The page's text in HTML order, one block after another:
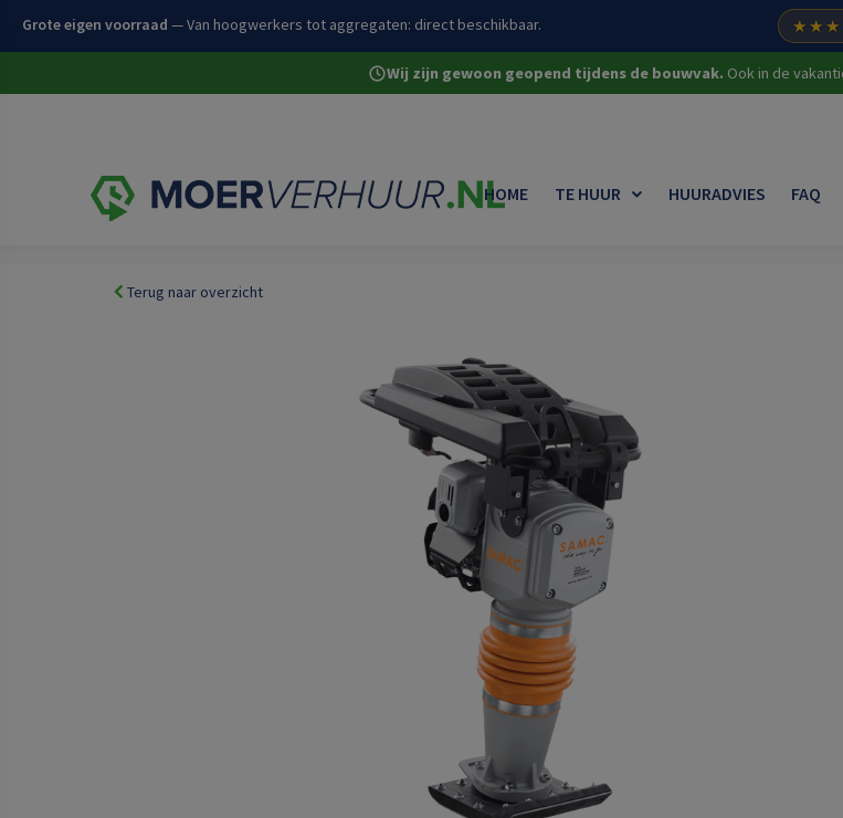
Grote eigen voorraad — Van hoogwerkers tot aggregaten: direct beschikbaar.
Wij zijn gewoon geopend tijdens de bouwvak. Ook in de
HOME TE HUUR HUURADVIES FAQ
Terug naar overzicht